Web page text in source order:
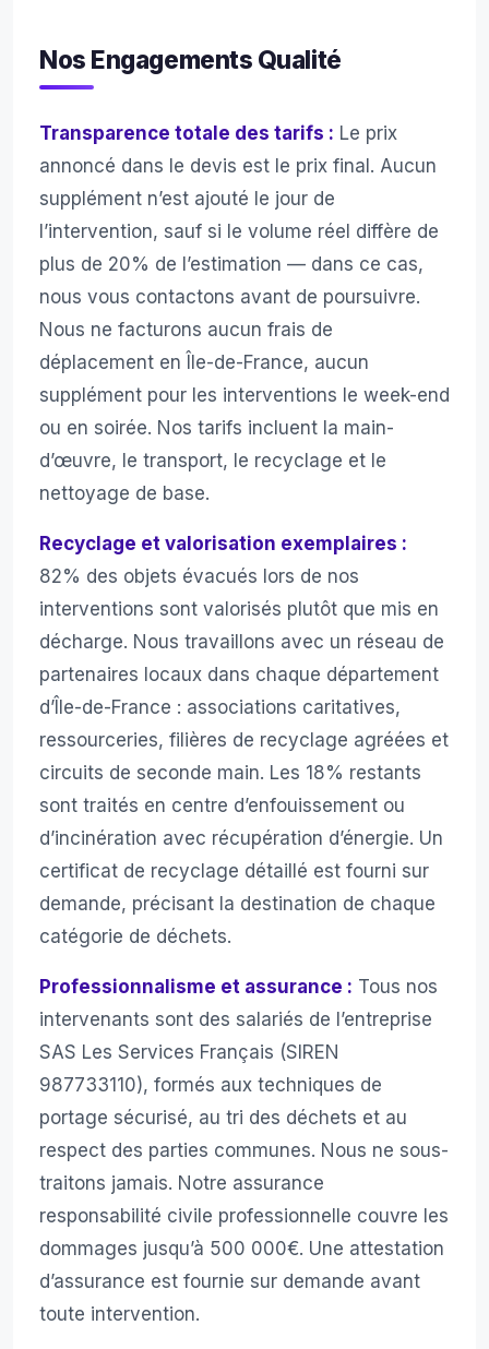
Nos Engagements Qualité
Transparence totale des tarifs : Le prix
annoncé dans le devis est le prix final. Aucun
supplément n’est ajouté le jour de
l’intervention, sauf si le volume réel diffère de
plus de 20% de l’estimation — dans ce cas,
nous vous contactons avant de poursuivre.
Nous ne facturons aucun frais de
déplacement en Île-de-France, aucun
supplément pour les interventions le week-end
ou en soirée. Nos tarifs incluent la main-
d’œuvre, le transport, le recyclage et le
nettoyage de base.
Recyclage et valorisation exemplaires :
82% des objets évacués lors de nos
interventions sont valorisés plutôt que mis en
décharge. Nous travaillons avec un réseau de
partenaires locaux dans chaque département
d’Île-de-France : associations caritatives,
ressourceries, filières de recyclage agréées et
circuits de seconde main. Les 18% restants
sont traités en centre d’enfouissement ou
d’incinération avec récupération d’énergie. Un
certificat de recyclage détaillé est fourni sur
demande, précisant la destination de chaque
catégorie de déchets.
Professionnalisme et assurance : Tous nos
intervenants sont des salariés de l’entreprise
SAS Les Services Français (SIREN
987733110), formés aux techniques de
portage sécurisé, au tri des déchets et au
respect des parties communes. Nous ne sous-
traitons jamais. Notre assurance
responsabilité civile professionnelle couvre les
dommages jusqu’à 500 000€. Une attestation
d’assurance est fournie sur demande avant
toute intervention.